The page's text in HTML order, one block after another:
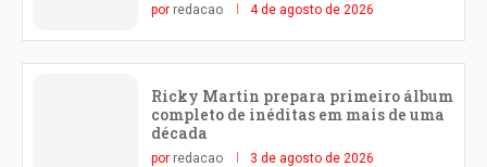
por redacao 4 de agosto de 2026
Ricky Martin prepara primeiro álbum
completo de inéditas em mais de uma
década
por redacao 3 de agosto de 2026